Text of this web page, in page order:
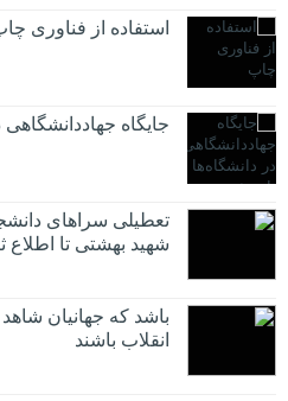
استفاده از فناوری
جایگاه جهاددانشگاهی
تعطیلی سراهای
شهید بهشتی تا اطلاع
باشد که جهانیان
انقلاب باشند